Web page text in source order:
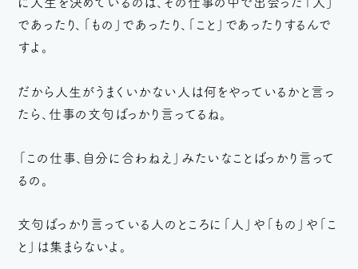
であったり、「もの」であったり、「こと」であったりするんで
すよ。
だから人生がうまくいかない人は何をやっているかと言っ
たら、仕事の文句ばっかり言ってるね。
「この仕事、自分に合わねえ」みたいなことばっかり言って
るの。
文句ばっかり言っている人のところに「人」や「もの」や「こ
と」は集まらないよ。